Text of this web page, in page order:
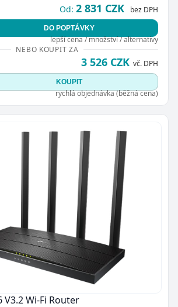
Od: 2 831 CZK bez DPH
DO POPTÁVKY
lepší cena / množství / alternativy
NEBO KOUPIT ZA
3 526 CZK vč. DPH
KOUPIT
rychlá objednávka (běžná cena)
V3.2 Wi-Fi Router